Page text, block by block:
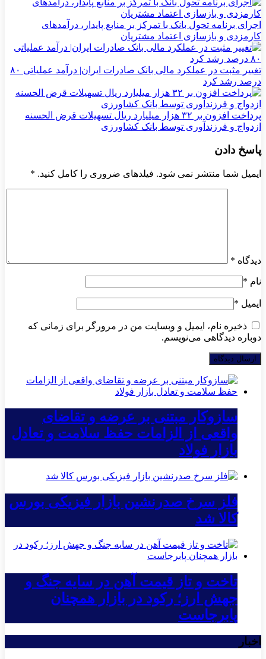
اجرای برنامه تحول بانک با تمرکز بر منابع پایدار، درآمدهای
کارمزدی و بازسازی اعتماد مشتریان
تغییر مثبت در عملکرد مالی بانک صادرات ایران| درآمد عملیاتی ۸۰
درصد رشد کرد
پرداخت افزون بر ۳۲ هزار میلیارد ریال تسهیلات قرض الحسنه
ازدواج و فرزندآوری توسط بانک کشاورزی
پاسخ دادن
ایمیل شما منتشر نمی شود. فیلدهای ضروری را کامل کنید. *
دیدگاه *
نام *
ایمیل *
ذخیره نام، ایمیل و وبسایت من در مرورگر برای زمانی که
دوباره دیدگاهی می‌نویسم.
سازوکار مبتنی بر عرضه و تقاضای
واقعی از الزامات حفظ سلامت و تعادل
بازار فولاد
فلز سرخ صدرنشین بازار فیزیکی بورس
کالا شد
تاخت و تاز قیمت آهن در سایه جنگ و
جهش ارز؛ رکود در بازار همچنان
پابرجاست
اخبار